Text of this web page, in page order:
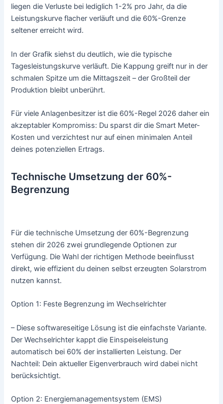
liegen die Verluste bei lediglich 1-2% pro Jahr, da die
Leistungskurve flacher verläuft und die 60%-Grenze
seltener erreicht wird.
In der Grafik siehst du deutlich, wie die typische
Tagesleistungskurve verläuft. Die Kappung greift nur in der
schmalen Spitze um die Mittagszeit – der Großteil der
Produktion bleibt unberührt.
Für viele Anlagenbesitzer ist die 60%-Regel 2026 daher ein
akzeptabler Kompromiss: Du sparst dir die Smart Meter-
Kosten und verzichtest nur auf einen minimalen Anteil
deines potenziellen Ertrags.
Technische Umsetzung der 60%-
Begrenzung
Für die technische Umsetzung der 60%-Begrenzung
stehen dir 2026 zwei grundlegende Optionen zur
Verfügung. Die Wahl der richtigen Methode beeinflusst
direkt, wie effizient du deinen selbst erzeugten Solarstrom
nutzen kannst.
Option 1: Feste Begrenzung im Wechselrichter
– Diese softwareseitige Lösung ist die einfachste Variante.
Der Wechselrichter kappt die Einspeiseleistung
automatisch bei 60% der installierten Leistung. Der
Nachteil: Dein aktueller Eigenverbrauch wird dabei nicht
berücksichtigt.
Option 2: Energiemanagementsystem (EMS)